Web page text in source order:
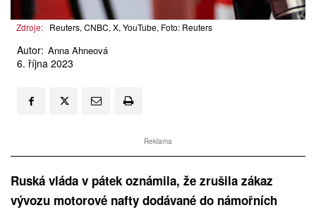
Zdroje: Reuters, CNBC, X, YouTube, Foto: Reuters
Autor: Anna Ahneová
6. října 2023
Reklama
Ruská vláda v pátek oznámila, že zrušila zákaz
vývozu motorové nafty dodávané do námořních